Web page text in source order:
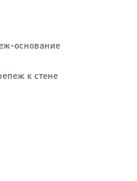
основание
к стене